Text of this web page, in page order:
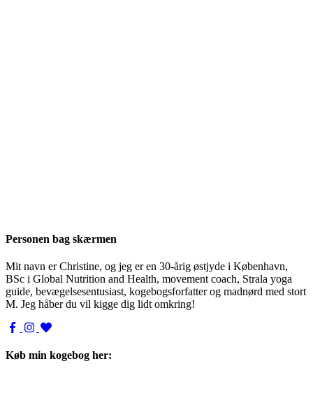
Personen bag skærmen
Mit navn er Christine, og jeg er en 30-årig østjyde i København,
BSc i Global Nutrition and Health, movement coach, Strala yoga
guide, bevægelsesentusiast, kogebogsforfatter og madnørd med stort
M. Jeg håber du vil kigge dig lidt omkring!
Køb min kogebog her: